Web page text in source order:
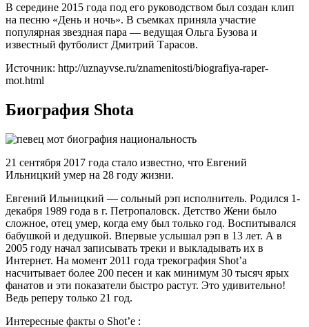
В середине 2015 года под его руководством был создан клип
на песню «День и ночь». В съемках приняла участие
популярная звездная пара — ведущая Ольга Бузова и
известный футболист Дмитрий Тарасов.
Источник: http://uznayvse.ru/znamenitosti/biografiya-raper-
mot.html
Биография Shotа
21 сентября 2017 года стало известно, что Евгений
Ильницкий умер на 28 году жизни.
Евгений Ильницкий — cольный рэп исполнитель. Родился 1-
декабря 1989 года в г. Петропаловск. Детство Жени было
сложное, отец умер, когда ему был только год. Воспитывался
бабушкой и дедушкой. Впервые услышал рэп в 13 лет. А в
2005 году начал записывать треки и выкладывать их в
Интернет. На момент 2011 года трекография Shot’а
насчитывает более 200 песен и как минимум 30 тысяч ярых
фанатов и эти показатели быстро растут. Это удивительно!
Ведь реперу только 21 год.
Интересные факты о Shot’е :